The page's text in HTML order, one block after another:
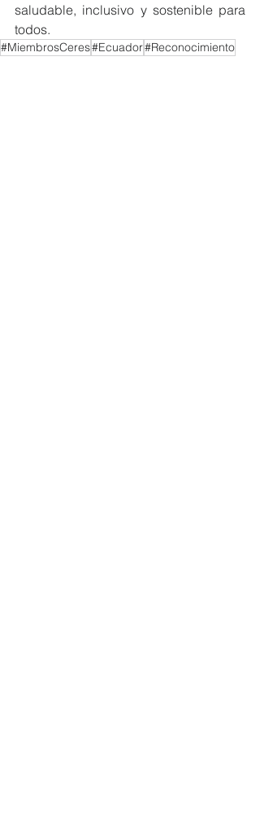
saludable, inclusivo y sostenible para
todos.
#MiembrosCeres#Ecuador#Reconocimiento